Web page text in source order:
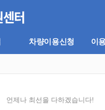
차량이용신청 이
언제나 최선을 다하겠습니다!